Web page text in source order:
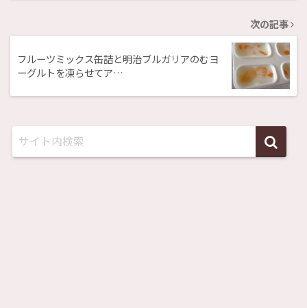
次の記事
フルーツミックス缶詰と明治ブルガリアのむヨ
ーグルトを凍らせてア…